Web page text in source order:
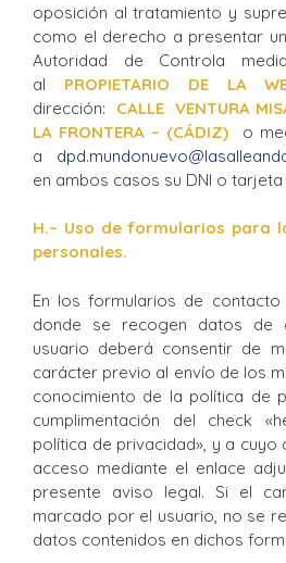
oposición al tratamiento y
como el derecho a presentar
Autoridad de Controla
al PROPIETARIO DE LA
dirección: CALLE VENTURA
LA FRONTERA – (CÁDIZ) o
a
en ambos casos su DNI o
H.– Uso de formularios para
personales.
En los formularios de contacto
donde se recogen datos de
usuario deberá consentir de
carácter previo al envío de los
conocimiento de la política de
cumplimentación del check
política de privacidad», y a
acceso mediante el enlace
presente aviso legal. Si el
marcado por el usuario, no se
datos contenidos en dichos